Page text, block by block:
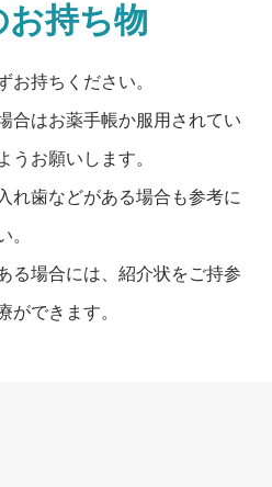
お持ち物
お持ちください。
合はお薬手帳か服用されてい
うお願いします。
れ歯などがある場合も参考に
。
る場合には、紹介状をご持参
ができます。